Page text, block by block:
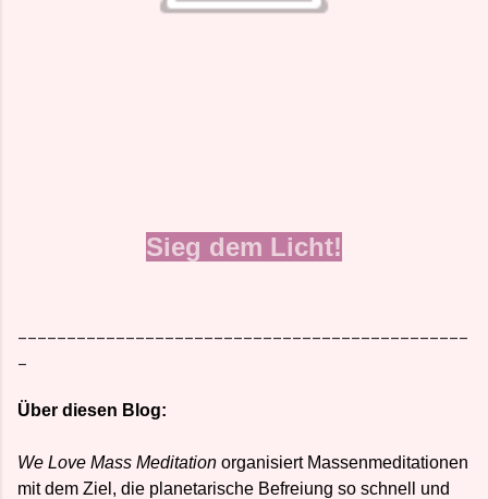
Sieg dem Licht!
Über diesen Blog:
We Love Mass Meditation organisiert Massenmeditationen
mit dem Ziel, die planetarische Befreiung so schnell und